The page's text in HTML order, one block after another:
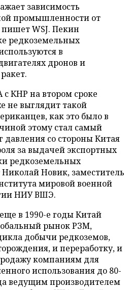
зависимость
промышленности от
пишет WSJ. Пекин
редкоземельных
в
дронов и
с КНР на втором сроке
не выглядит такой
как это было в
этому стал самый
со стороны Китая
за выдачей экспортных
редкоземельных
Николай Новик, заместитель
мировой военной
НИУ ВШЭ.
в 1990-е годы Китай
рынок РЗМ,
добычи редкоземов,
и переработку, и
компаниям для
использования до 80-
ведущим производителем